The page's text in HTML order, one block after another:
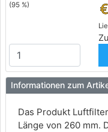
(95 %)
Informationen zum
Das Produkt
Länge von 260 mm.